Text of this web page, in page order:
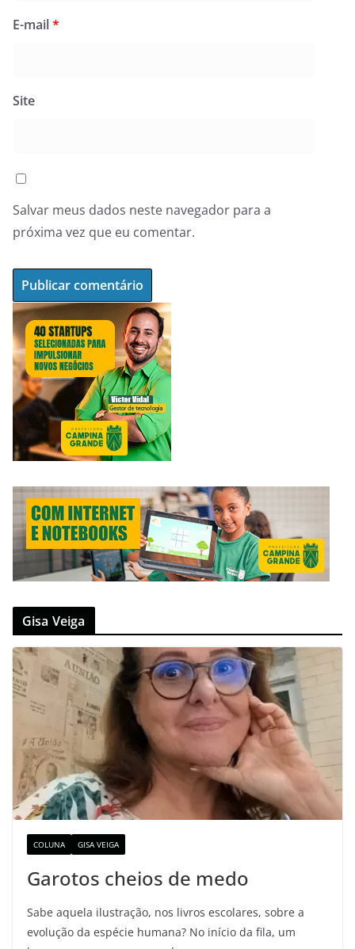
E-mail*
Site
Salvar meus dados neste navegador para a
próxima vez que eu comentar.
Gisa Veiga
COLUNA GISA VEIGA
Garotos cheios de medo
Sabe aquela ilustração, nos livros escolares, sobre a
evolução da espécie humana? No início da fila, um